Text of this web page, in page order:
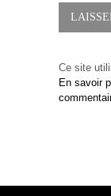
Ce site
En savoir